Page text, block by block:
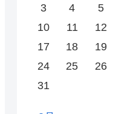
3
4 5
10
11 12
17
18 19
24
25 26
31